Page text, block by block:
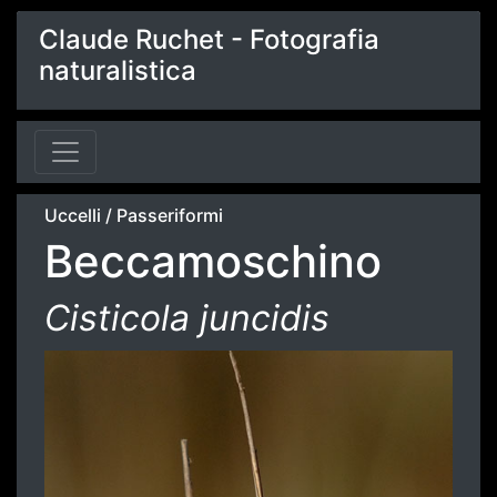
Claude Ruchet - Fotografia
naturalistica
Uccelli / Passeriformi
Beccamoschino
Cisticola juncidis